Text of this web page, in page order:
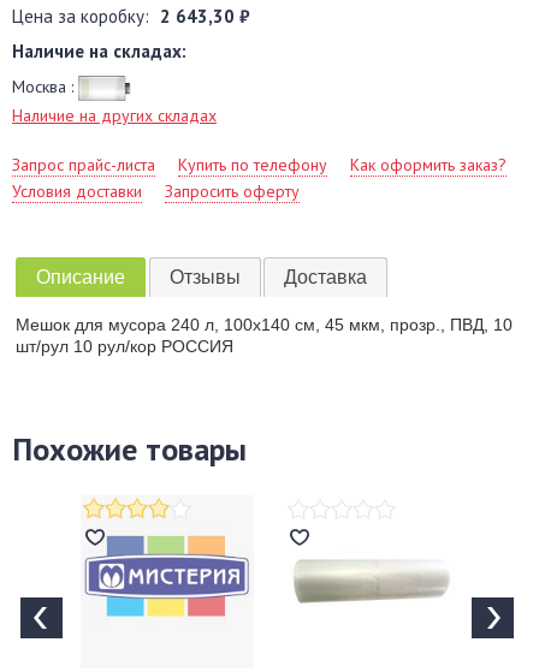
Цена за коробку: 2 643,30 ₽
Наличие на складах:
Москва :
Наличие на других складах
Запрос прайс-листа Купить по телефону
Как оформить заказ?
Условия доставки
Запросить оферту
Описание Отзывы Доставка
Мешок для мусора 240 л, 100х140 см, 45 мкм, прозр., ПВД, 10
шт/рул 10 рул/кор РОССИЯ
Похожие товары